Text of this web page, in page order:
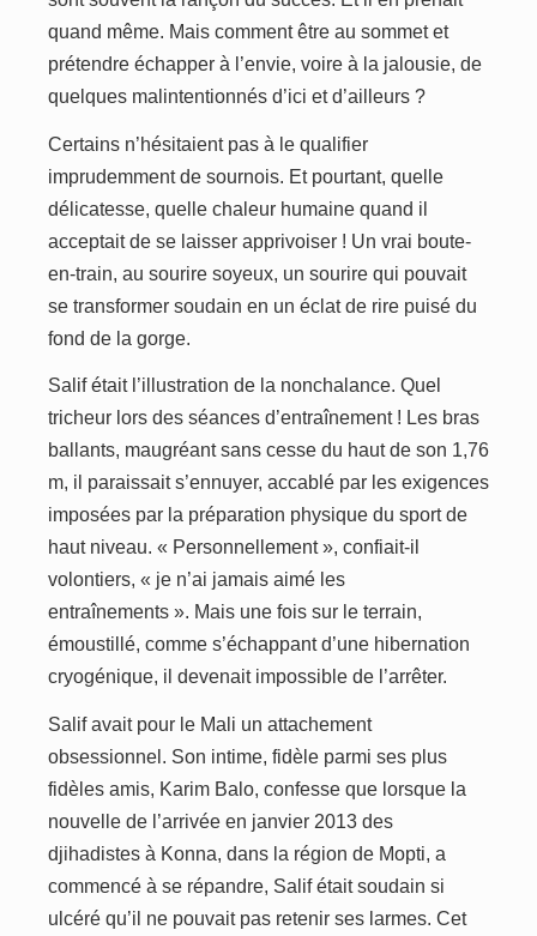
quand même. Mais comment être au sommet et
prétendre échapper à l’envie, voire à la jalousie, de
quelques malintentionnés d’ici et d’ailleurs ?
Certains n’hésitaient pas à le qualifier
imprudemment de sournois. Et pourtant, quelle
délicatesse, quelle chaleur humaine quand il
acceptait de se laisser apprivoiser ! Un vrai boute-
en-train, au sourire soyeux, un sourire qui pouvait
se transformer soudain en un éclat de rire puisé du
fond de la gorge.
Salif était l’illustration de la nonchalance. Quel
tricheur lors des séances d’entraînement ! Les bras
ballants, maugréant sans cesse du haut de son 1,76
m, il paraissait s’ennuyer, accablé par les exigences
imposées par la préparation physique du sport de
haut niveau. « Personnellement », confiait-il
volontiers, « je n’ai jamais aimé les
entraînements ». Mais une fois sur le terrain,
émoustillé, comme s’échappant d’une hibernation
cryogénique, il devenait impossible de l’arrêter.
Salif avait pour le Mali un attachement
obsessionnel. Son intime, fidèle parmi ses plus
fidèles amis, Karim Balo, confesse que lorsque la
nouvelle de l’arrivée en janvier 2013 des
djihadistes à Konna, dans la région de Mopti, a
commencé à se répandre, Salif était soudain si
ulcéré qu’il ne pouvait pas retenir ses larmes. Cet